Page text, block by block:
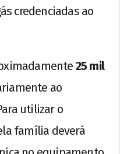
credenciadas ao
25 mil
ao
utilizar o
família deverá